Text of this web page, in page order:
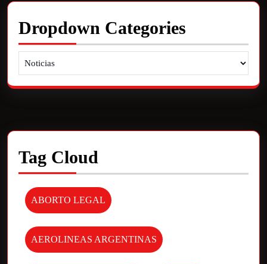
Dropdown Categories
Tag Cloud
ABORTO LEGAL
AEROLINEAS ARGENTINAS